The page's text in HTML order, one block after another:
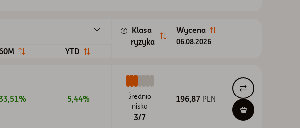
Dłużny
A - Zbywane bez ograniczeń
K - Zbywane w ramach IKE i IKZE
A1 - Zbywane przez Fundusz
A2 - Dla klienta instytucjonalnego
Wszystkie
1D
1M
3M
Klasa
ryzyka
Wycena
06.08.2026
60M YTD
5,44%
Średnio
niska
3/7
196,87